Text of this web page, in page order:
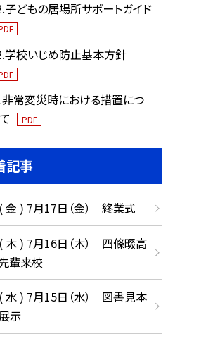
子どもの居場所サポートガイド
学校いじめ防止基本方針
常変災時における措置につ
PDF
記事
金 ) 7月17日（金） 終業式
木 ) 7月16日（木） 四條畷高
輩来校
水 ) 7月15日（水） 図書見本
示